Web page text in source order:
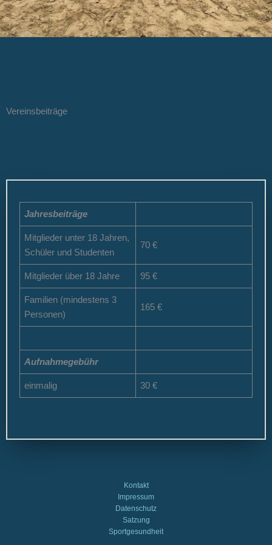
Vereinsbeiträge
Jahresbeiträge
Mitglieder unter 18 Jahren,
Schüler und Studenten
70 €
Mitglieder über 18 Jahre 95 €
Familien (mindestens 3
Personen)
165 €
Aufnahmegebühr
einmalig 30 €
Kontakt
Impressum
Datenschutz
Satzung
Sportgesundheit